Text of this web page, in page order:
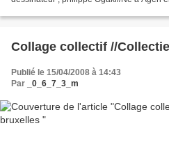
Collage collectif //
Publié le 15/04/2008 à 14:43
Par
_0_6_7_3_m